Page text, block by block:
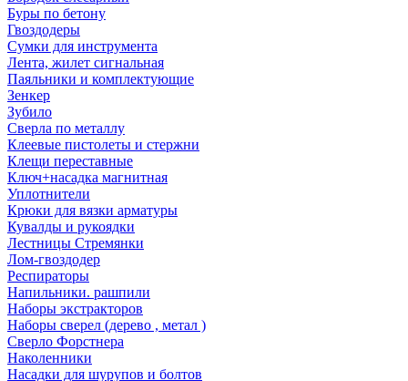
Буры по бетону
Гвоздодеры
Сумки для инструмента
Лента, жилет сигнальная
Паяльники и комплектующие
Зенкер
Зубило
Сверла по металлу
Клеевые пистолеты и стержни
Клещи переставные
Ключ+насадка магнитная
Уплотнители
Крюки для вязки арматуры
Кувалды и рукоядки
Лестницы Стремянки
Лом-гвоздодер
Респираторы
Напильники. рашпили
Наборы экстракторов
Наборы сверел (дерево , метал )
Сверло Форстнера
Наколенники
Насадки для шурупов и болтов